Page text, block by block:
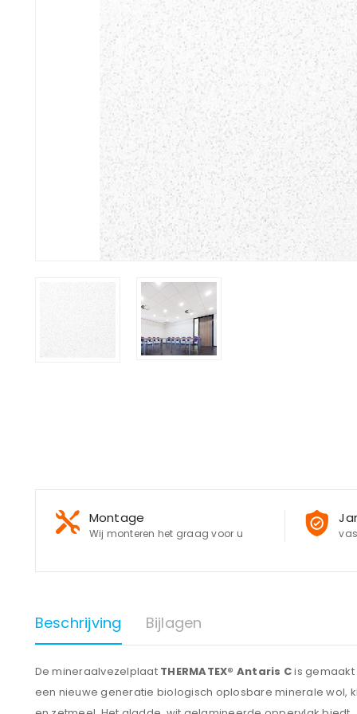
Montage
Wij monteren het graag voor u
Beschrijving Bijlagen
De mineraalvezelplaat THERMATEX® Antaris Cis gemaakt
een nieuwe generatie biologisch oplosbare minerale wol,